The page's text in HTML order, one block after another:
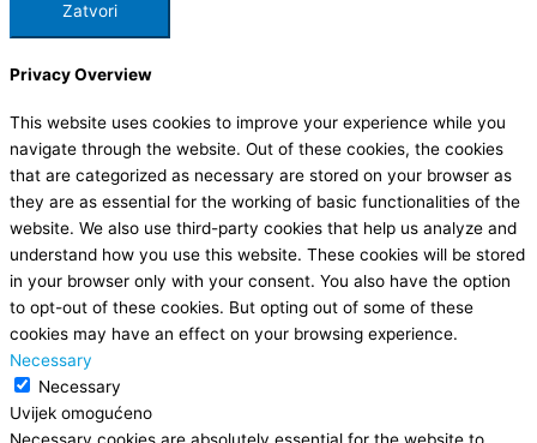
Zatvori
Privacy Overview
This website uses cookies to improve your experience while you
navigate through the website. Out of these cookies, the cookies
that are categorized as necessary are stored on your browser as
they are as essential for the working of basic functionalities of the
website. We also use third-party cookies that help us analyze and
understand how you use this website. These cookies will be stored
in your browser only with your consent. You also have the option
to opt-out of these cookies. But opting out of some of these
cookies may have an effect on your browsing experience.
Necessary
Necessary
Uvijek omogućeno